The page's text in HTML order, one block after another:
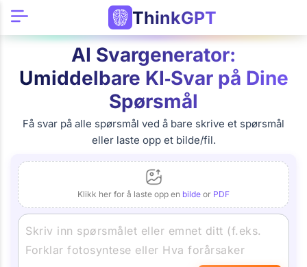
ThinkGPT
AI Svargenerator:
Umiddelbare KI‑Svar på Dine
Spørsmål
Få svar på alle spørsmål ved å bare skrive et spørsmål
eller laste opp et bilde/fil.
Klikk her for å laste opp en bilde or PDF